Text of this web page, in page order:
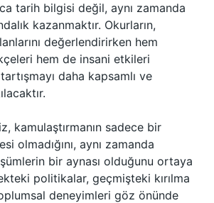
tarih bilgisi değil, aynı zamanda
kazanmaktır. Okurların,
değerlendirirken hem
hem de insani etkileri
daha kapsamlı ve
kamulaştırmanın sadece bir
olmadığını, aynı zamanda
bir aynası olduğunu ortaya
politikalar, geçmişteki kırılma
deneyimleri göz önünde